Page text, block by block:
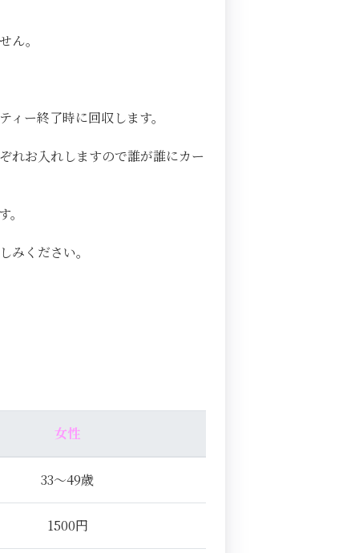
ん。
ー終了時に回収します。
れお入れしますので誰が誰にカー
みください。
女性
33～49歳
1500円